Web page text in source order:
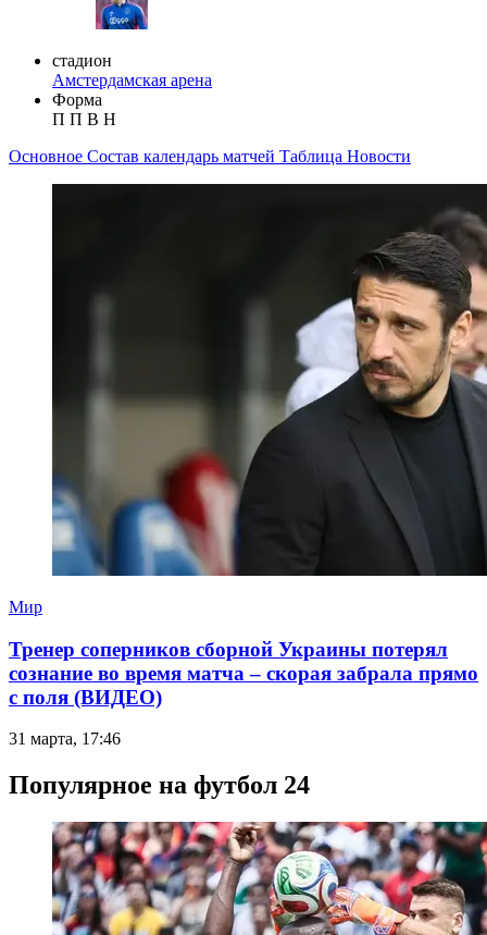
стадион
Амстердамская арена
Форма
П П В Н
Основное Состав календарь матчей Таблица Новости
Мир
Тренер соперников сборной Украины потерял
сознание во время матча – скорая забрала прямо
с поля (ВИДЕО)
31 марта, 17:46
Популярное на футбол 24